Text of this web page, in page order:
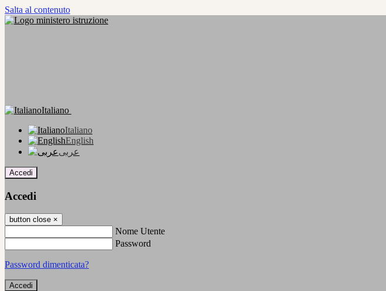
Salta al contenuto
Italiano
Italiano
English
عربى
Accedi
Accedi
button close ×
Nome Utente
Password
Password dimenticata?